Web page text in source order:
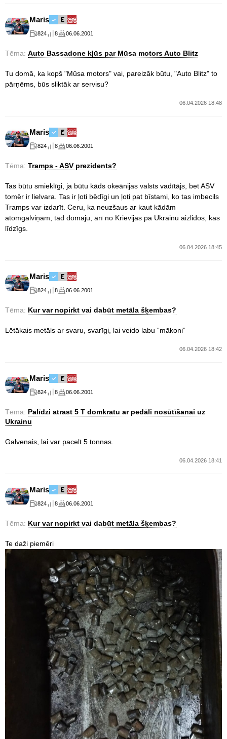
Maris
824 8 06.06.2001
Tēma: Auto Bassadone kļūs par Mūsa motors Auto Blitz
Tu domā, ka kopš "Mūsa motors" vai, pareizāk būtu, "Auto Blitz" to
pārņēms, būs sliktāk ar servisu?
06.04.2026 18:48
Maris
824 8 06.06.2001
Tēma: Tramps - ASV prezidents?
Tas būtu smieklīgi, ja būtu kāds okeānijas valsts vadītājs, bet ASV
tomēr ir lielvara. Tas ir ļoti bēdīgi un ļoti pat bīstami, ko tas imbecils
Tramps var izdarīt. Ceru, ka neuzšaus ar kaut kādām
atomgalviņām, tad domāju, arī no Krievijas pa Ukrainu aizlidos, kas
līdzīgs.
06.04.2026 18:45
Maris
824 8 06.06.2001
Tēma: Kur var nopirkt vai dabūt metāla šķembas?
Lētākais metāls ar svaru, svarīgi, lai veido labu “mākoni”
06.04.2026 18:42
Maris
824 8 06.06.2001
Tēma: Palīdzi atrast 5 T domkratu ar pedāli nosūtīšanai uz
Ukrainu
Galvenais, lai var pacelt 5 tonnas.
06.04.2026 18:41
Maris
824 8 06.06.2001
Tēma: Kur var nopirkt vai dabūt metāla šķembas?
Te daži piemēri